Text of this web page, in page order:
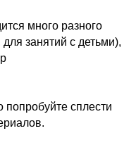
много разного
занятий с детьми),
сплести